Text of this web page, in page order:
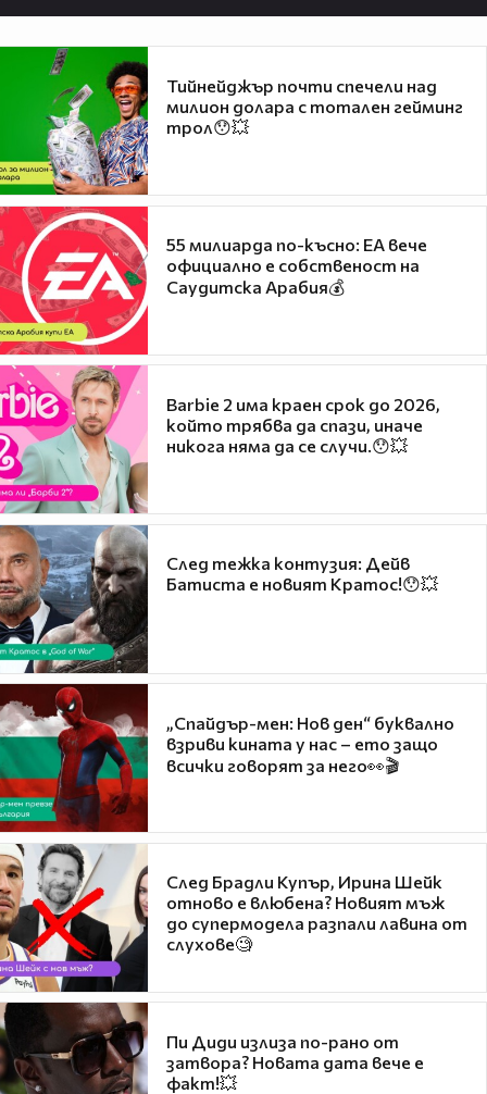
Тийнейджър почти спечели над
милион долара с тотален гейминг
трол😯💥
55 милиарда по-късно: EA вече
официално е собственост на
Саудитска Арабия💰
Barbie 2 има краен срок до 2026,
който трябва да спази, иначе
никога няма да се случи.😯💥
След тежка контузия: Дейв
Батиста е новият Кратос!😯💥
„Спайдър-мен: Нов ден“ буквално
взриви кината у нас – ето защо
всички говорят за него👀🎬
След Брадли Купър, Ирина Шейк
отново е влюбена? Новият мъж
до супермодела разпали лавина от
слухове🧐
Пи Диди излиза по-рано от
затвора? Новата дата вече е
факт!💥